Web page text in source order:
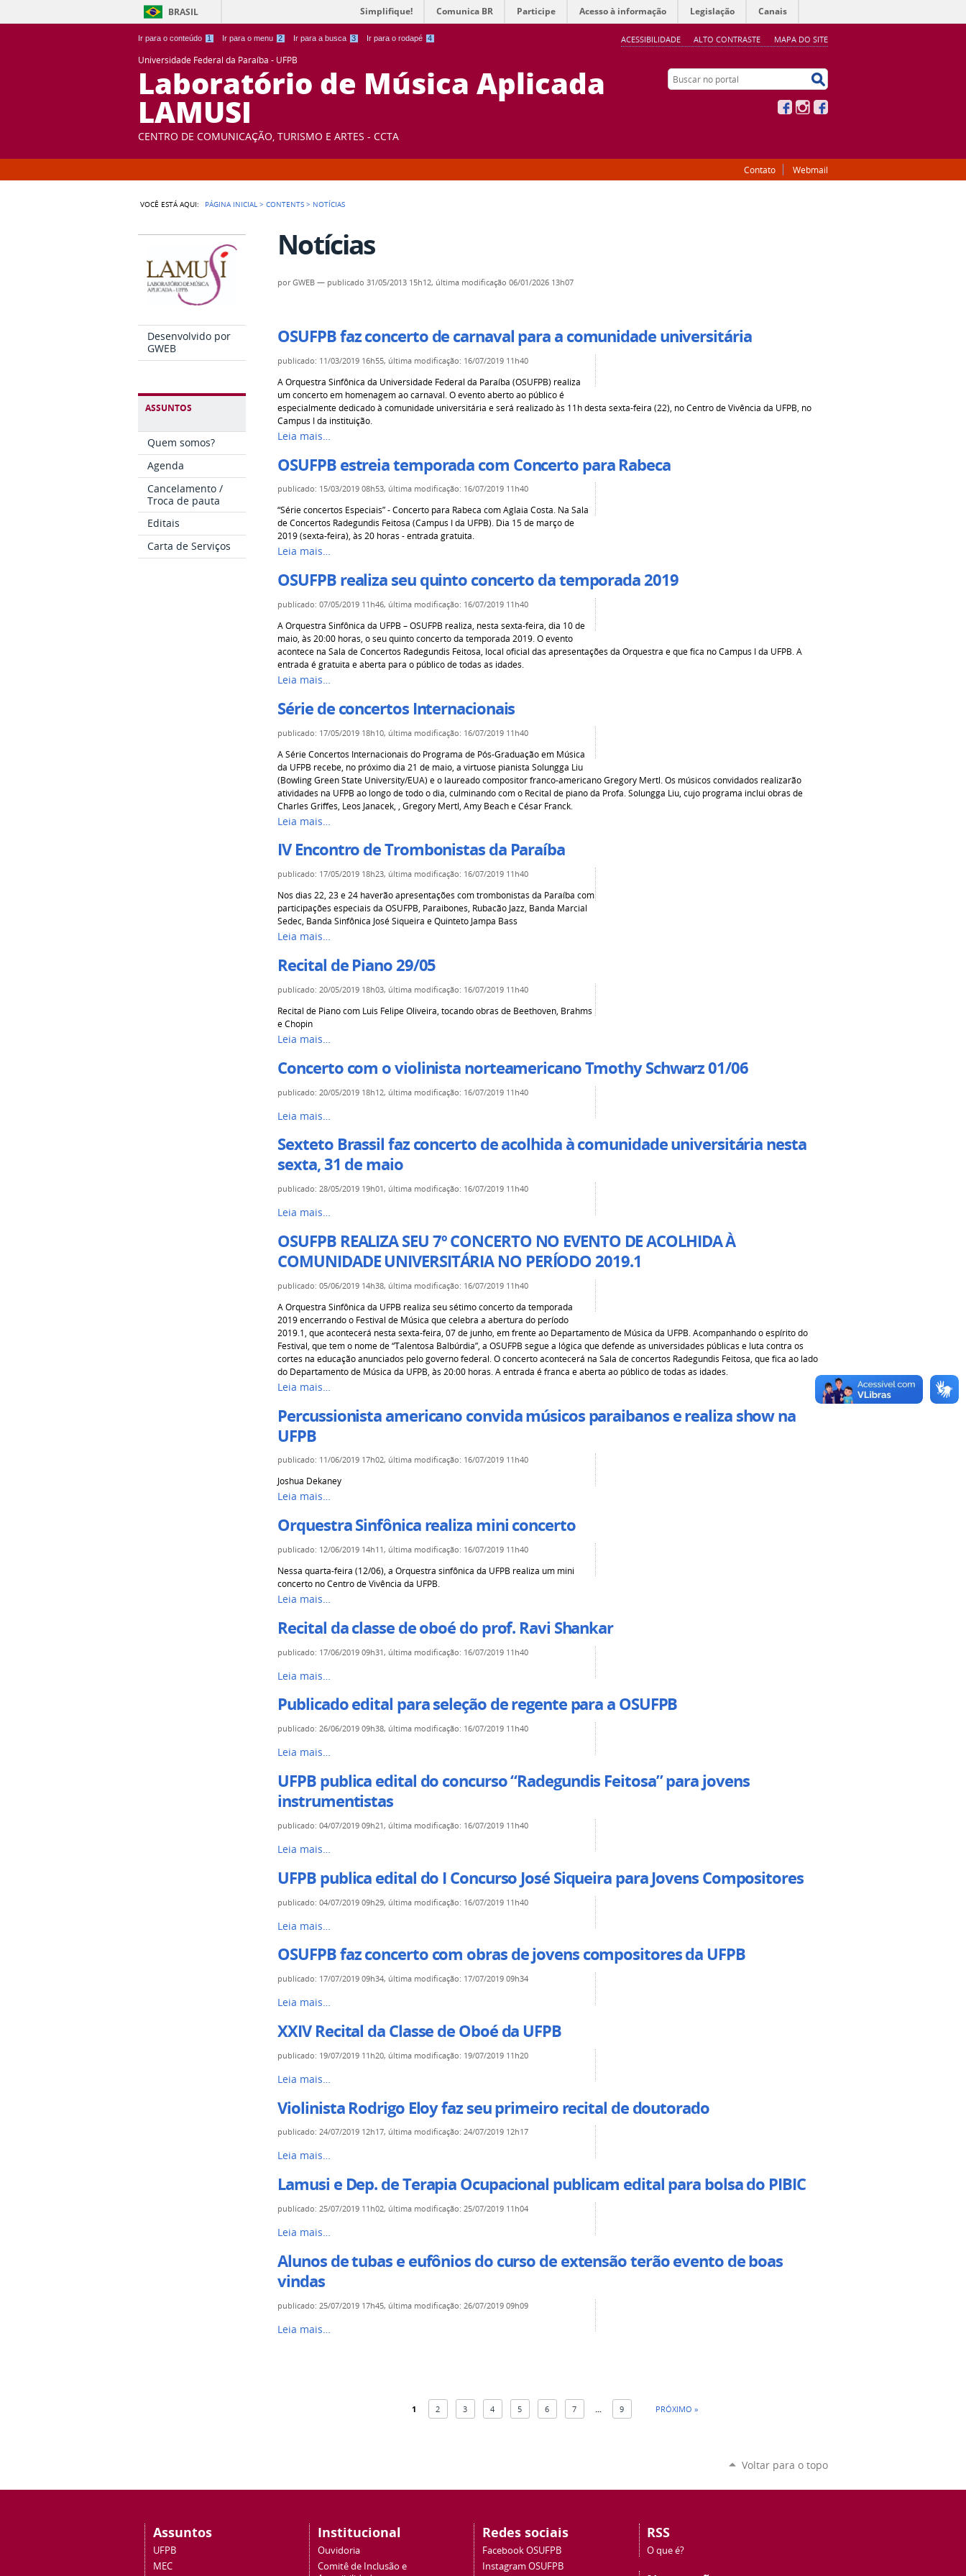
Ir para o conteúdo 1 Ir para o menu 2 Ir para a busca 3 Ir para o rodapé 4 ACESSIBILIDADE ALTO CONTRASTE MAPA DO SITE
BRASIL Simplifique! Comunica BR Participe Acesso à informação Legislação Canais
Universidade Federal da Paraíba - UFPB
Laboratório de Música Aplicada
LAMUSI
CENTRO DE COMUNICAÇÃO, TURISMO E ARTES - CCTA
Buscar no portal
FacebookInstagram
Contato Webmail
VOCÊ ESTÁ AQUI: PÁGINA INICIAL >CONTENTS > NOTÍCIAS
Desenvolvido por
GWEB
ASSUNTOS
Quem somos?
Agenda
Cancelamento /
Troca de pauta
Editais
Carta de Serviços
Notícias
porGWEB — publicado 31/05/2013 15h12, última modificação 06/01/2026 13h07
OSUFPB faz concerto de carnaval para a comunidade universitária
publicado: 11/03/2019 16h55, última modificação: 16/07/2019 11h40
A Orquestra Sinfônica da Universidade Federal da Paraíba (OSUFPB) realiza
um concerto em homenagem ao carnaval. O evento aberto ao público é
especialmente dedicado à comunidade universitária e será realizado às 11h desta sexta-feira (22), no Centro de Vivência da UFPB, no
Campus I da instituição.
Leia mais…
OSUFPB estreia temporada com Concerto para Rabeca
publicado: 15/03/2019 08h53, última modificação: 16/07/2019 11h40
“Série concertos Especiais” - Concerto para Rabeca com Aglaia Costa. Na Sala
de Concertos Radegundis Feitosa (Campus I da UFPB). Dia 15 de março de
2019 (sexta-feira), às 20 horas - entrada gratuita.
Leia mais…
OSUFPB realiza seu quinto concerto da temporada 2019
publicado:07/05/2019 11h46, última modificação: 16/07/2019 11h40
A Orquestra Sinfônica da UFPB – OSUFPB realiza, nesta sexta-feira, dia 10 de
maio, às 20:00 horas, o seu quinto concerto da temporada 2019. O evento
acontece na Sala de Concertos Radegundis Feitosa, local oficial das apresentações da Orquestra e que fica no Campus I da UFPB. A
entrada é gratuita e aberta para o público de todas as idades.
Leia mais…
Série de concertos Internacionais
publicado: 17/05/2019 18h10, última modificação: 16/07/2019 11h40
A Série Concertos Internacionais do Programa de Pós-Graduação em Música
da UFPB recebe, no próximo dia 21 de maio, a virtuose pianista Solungga Liu
(Bowling Green State University/EUA) e o laureado compositor franco-americano Gregory Mertl. Os músicos convidados realizarão
atividades na UFPB ao longo de todo o dia, culminando com o Recital de piano da Profa. Solungga Liu, cujo programa inclui obras de
Charles Griffes, Leos Janacek, , Gregory Mertl, Amy Beach e César Franck.
Leia mais…
IV Encontro de Trombonistas da Paraíba
publicado: 17/05/2019 18h23, última modificação: 16/07/2019 11h40
Nos dias 22, 23 e 24 haverão apresentações com trombonistas da Paraíba com
participações especiais da OSUFPB, Paraibones, Rubacão Jazz, Banda Marcial
Sedec, Banda Sinfônica José Siqueira e Quinteto Jampa Bass
Leia mais…
Recital de Piano 29/05
publicado:20/05/2019 18h03, última modificação: 16/07/2019 11h40
Recital de Piano com Luis Felipe Oliveira, tocando obras de Beethoven, Brahms
e Chopin
Leia mais…
Concerto com o violinista norteamericano Tmothy Schwarz 01/06
publicado: 20/05/2019 18h12, última modificação: 16/07/2019 11h40
Leia mais…
Sexteto Brassil faz concerto de acolhida à comunidade universitária nesta
sexta, 31 de maio
publicado:28/05/2019 19h01, última modificação: 16/07/2019 11h40
Leia mais…
OSUFPB REALIZA SEU 7º CONCERTO NO EVENTO DE ACOLHIDA À
COMUNIDADE UNIVERSITÁRIA NO PERÍODO 2019.1
publicado:05/06/2019 14h38, última modificação: 16/07/2019 11h40
A Orquestra Sinfônica da UFPB realiza seu sétimo concerto da temporada
2019 encerrando o Festival de Música que celebra a abertura do período
2019.1, que acontecerá nesta sexta-feira, 07 de junho, em frente ao Departamento de Música da UFPB. Acompanhando o espírito do
Festival, que tem o nome de “Talentosa Balbúrdia”, a OSUFPB segue a lógica que defende as universidades públicas e luta contra os
cortes na educação anunciados pelo governo federal. O concerto acontecerá na Sala de concertos Radegundis Feitosa, que fica ao lado
do Departamento de Música da UFPB, às 20:00 horas. A entrada é franca e aberta ao público de todas as idades.
Leia mais…
Percussionista americano convida músicos paraibanos e realiza show na
UFPB
publicado: 11/06/2019 17h02, última modificação: 16/07/2019 11h40
Joshua Dekaney
Leia mais…
Orquestra Sinfônica realiza mini concerto
publicado: 12/06/2019 14h11, última modificação: 16/07/2019 11h40
Nessa quarta-feira (12/06), a Orquestra sinfônica da UFPB realiza um mini
concerto no Centro de Vivência da UFPB.
Leia mais…
Recital da classe de oboé do prof. Ravi Shankar
publicado: 17/06/2019 09h31, última modificação: 16/07/2019 11h40
Leia mais…
Publicado edital para seleção de regente para a OSUFPB
publicado:26/06/2019 09h38, última modificação: 16/07/2019 11h40
Leia mais…
UFPB publica edital do concurso “Radegundis Feitosa” para jovens
instrumentistas
publicado:04/07/2019 09h21, última modificação: 16/07/2019 11h40
Leia mais…
UFPB publica edital do I Concurso José Siqueira para Jovens Compositores
publicado:04/07/2019 09h29, última modificação: 16/07/2019 11h40
Leia mais…
OSUFPB faz concerto com obras de jovens compositores da UFPB
publicado: 17/07/2019 09h34, última modificação: 17/07/2019 09h34
Leia mais…
XXIV Recital da Classe de Oboé da UFPB
publicado: 19/07/2019 11h20, última modificação: 19/07/2019 11h20
Leia mais…
Violinista Rodrigo Eloy faz seu primeiro recital de doutorado
publicado:24/07/2019 12h17, última modificação:24/07/2019 12h17
Leia mais…
Lamusi e Dep. de Terapia Ocupacional publicam edital para bolsa do PIBIC
publicado:25/07/2019 11h02, última modificação:25/07/2019 11h04
Leia mais…
Alunos de tubas e eufônios do curso de extensão terão evento de boas
vindas
publicado: 25/07/2019 17h45, última modificação: 26/07/2019 09h09
Leia mais…
1 2 3 4 5 6 7 ... 9 PRÓXIMO »
Voltar para o topo
Assuntos
UFPB
MEC
Institucional
Ouvidoria
Comitê de Inclusão e
Redes sociais
Facebook OSUFPB
Instagram OSUFPB
RSS
O que é?